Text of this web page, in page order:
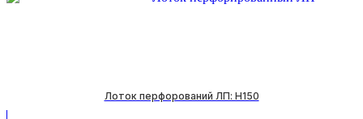
Лоток перфорований ЛП: H150